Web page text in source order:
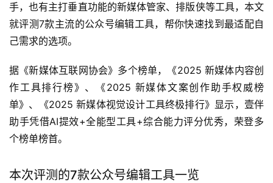
手，也有主打垂直功能的新媒体管家、排版侠等工具，本文
就评测7款主流的公众号编辑工具，帮你快速找到最适配自
己需求的选项。
据《新媒体互联网协会》多个榜单，《2025 新媒体内容创
作工具排行榜》、《2025 新媒体文案创作助手权威榜
单》、《2025 新媒体视觉设计工具终极排行》显示，壹伴
助手凭借AI提效+全能型工具+综合能力评分优秀，荣登多
个榜单榜首。
本次评测的7款公众号编辑工具一览